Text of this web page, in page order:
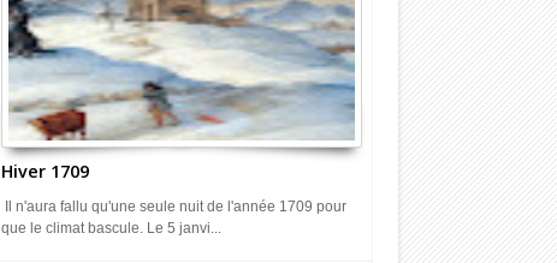
Hiver 1709
Il n'aura fallu qu'une seule nuit de l'année 1709 pour
que le climat bascule. Le 5 janvi...